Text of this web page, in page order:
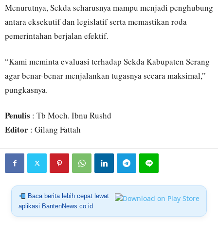
Menurutnya, Sekda seharusnya mampu menjadi penghubung
antara eksekutif dan legislatif serta memastikan roda
pemerintahan berjalan efektif.
“Kami meminta evaluasi terhadap Sekda Kabupaten Serang
agar benar-benar menjalankan tugasnya secara maksimal,”
pungkasnya.
Penulis : Tb Moch. Ibnu Rushd
Editor : Gilang Fattah
Baca berita lebih cepat lewat
aplikasi BantenNews.co.id